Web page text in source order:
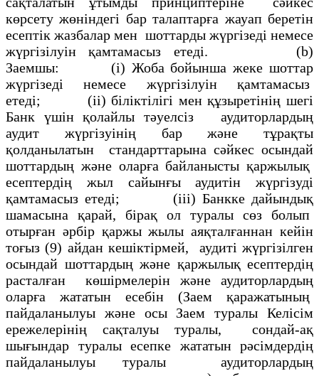
көрсету жөнiндегi бар талаптарға жауап беретін
есептік жазбалар мен шоттарды жүргiзедi немесе
жүргiзiлуiн қамтамасыз етедi. (b)
Заемшы: (і) Жоба бойынша жеке шоттар
жүргiзедi немесе жүргiзiлуiн қамтамасыз
етедi; (іi) бiлiктiлiгi мен құзыретінiң шегi
Банк үшін қолайлы тәуелсiз аудиторлардың
аудит жүргiзуінiң бар және тұрақты
қолданылатын стандарттарына сәйкес осындай
шоттардың және оларға байланысты қаржылық
есептердiң жыл сайынғы аудитiн жүргiзудi
қамтамасыз етедi; (іii) Банкке дайындық
шамасына қарай, бiрақ ол туралы сөз болып
отырған әрбiр қаржы жылы аяқталғаннан кейiн
тоғыз (9) айдан кешiктірмей, аудиті жүргiзiлген
осындай шоттардың және қаржылық есептердiң
расталған көшiрмелерiн және аудиторлардың
оларға жататын есебiн (Заем қаражатының
пайдаланылуы және осы Заем туралы Келiсiм
ережелерiнiң сақталуы туралы, сондай-ақ
шығындар туралы есепке жататын рәсiмдердiң
пайдаланылуы туралы аудиторлардың